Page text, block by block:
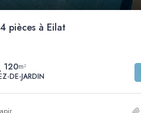
pièces à Eilat
120m²
DE-JARDIN